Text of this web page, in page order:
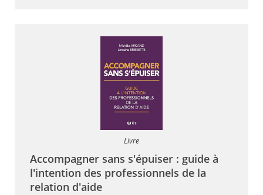
Livre
Accompagner sans s'épuiser : guide à
l'intention des professionnels de la
relation d'aide